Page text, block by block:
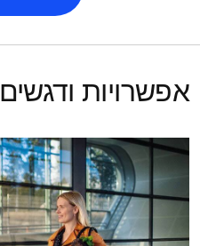
אפשרויות ודגשים